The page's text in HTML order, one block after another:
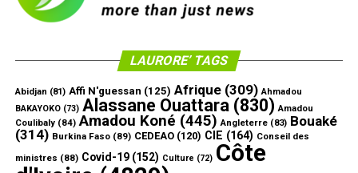
LAURORE’ TAGS
Abidjan (81) Affi N'guessan (125) Afrique(309) Ahmadou
BAKAYOKO(73) Alassane Ouattara(830) Amadou
Coulibaly(84) Amadou Koné (445) Angleterre(83) Bouaké
(314) Burkina Faso(89) CEDEAO(120) CIE (164) Conseil des
ministres (88) Covid-19(152) Culture (72) Côte